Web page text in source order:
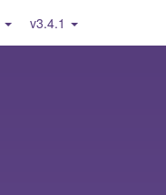
v3.4.1